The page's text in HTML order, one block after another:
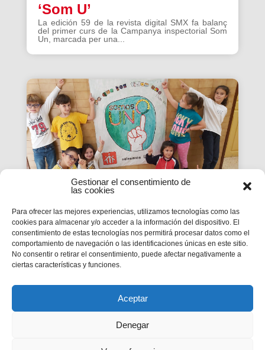
Gestionar el consentimiento de
las cookies
Para ofrecer las mejores experiencias, utilizamos tecnologías como las
cookies para almacenar y/o acceder a la información del dispositivo. El
consentimiento de estas tecnologías nos permitirá procesar datos como el
comportamiento de navegación o las identificaciones únicas en este sitio.
No consentir o retirar el consentimiento, puede afectar negativamente a
ciertas características y funciones.
Aceptar
Denegar
‘Som U’
La edición 59 de la revista digital SMX fa balanç
del primer curs de la Campanya inspectorial Som
Un, marcada per una...
La Revista SMX 59 hace
balance del primer curso de
'Somos Uno'
balance del primer curso de la Campaña
inspectorial Somos Uno, marcada...